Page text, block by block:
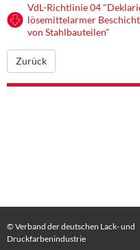
VdL-Richtlinie 04
lösemittelarmer
von Stahlbauteilen"
Zurück
© Verband der deutschen Lack- und
Druckfarbenindustrie